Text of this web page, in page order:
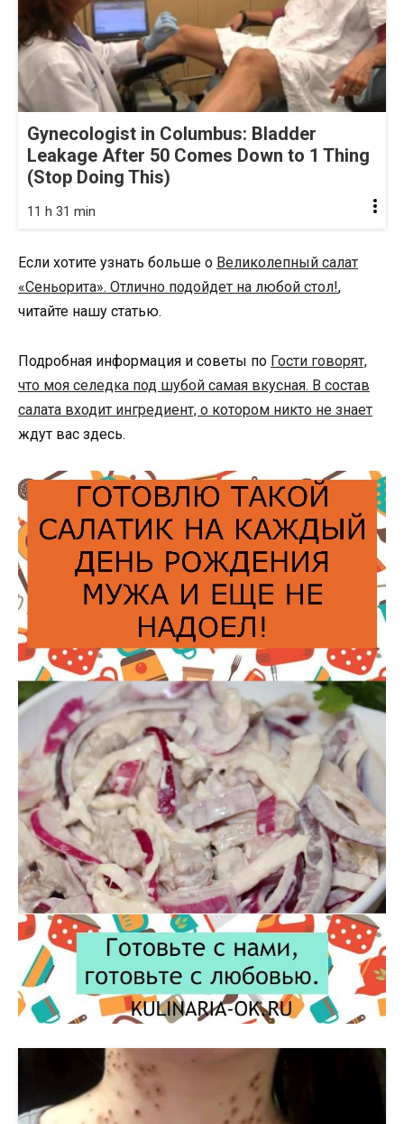
Gynecologist in Columbus: Bladder
Leakage After 50 Comes Down to 1 Thing
(Stop Doing This)
11 h 31 min
Если хотите узнать больше о Великолепный cалат
«Сеньорита». Отлично подойдет на любой стол!,
читайте нашу статью.
Подробная информация и советы по Гости говорят,
что моя селедка под шубой самая вкусная. В состав
салата входит ингредиент, о котором никто не знает
ждут вас здесь.